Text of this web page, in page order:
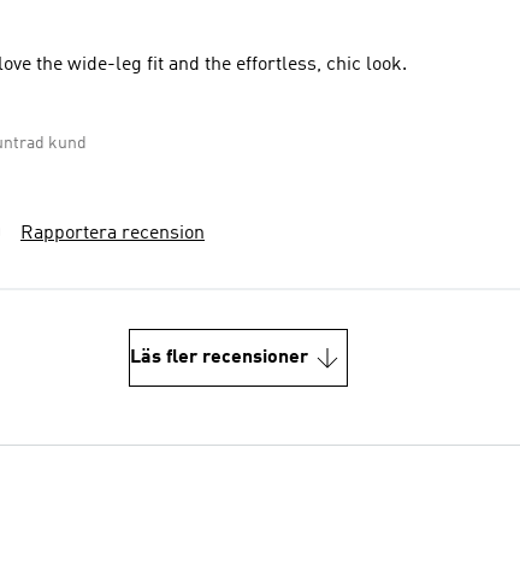
the wide-leg fit and the effortless, chic look.
kund
Rapportera recension
Läs fler recensioner